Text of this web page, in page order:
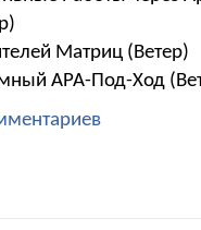
Матриц (Ветер)
АРА-Под-Ход